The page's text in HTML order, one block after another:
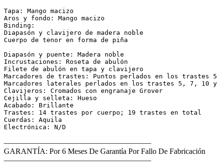
Tapa: Mango macizo
Aros y fondo: Mango macizo
Binding:
Diapasón y clavijero de madera noble
Cuerpo de tenor en forma de piña
Diapasón y puente: Madera noble
Incrustaciones: Roseta de abulón
Filete de abulón en tapa y clavijero
Marcadores de trastes: Puntos perlados en los trastes
Marcadores laterales perlados en los trastes 5, 7, 10
Clavijeros: Cromados con engranaje Grover
Cejilla y selleta: Hueso
Acabado: Brillante
Trastes: 14 trastes por cuerpo; 19 trastes en total
Cuerdas: Aquila
Electrónica: N/D
———————————————————
GARANTÍA: Por 6 Meses De Garantía Por Fallo De Fabricación
———————————————————